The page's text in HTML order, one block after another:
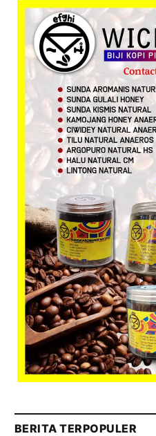
BERITA TERPOPULER